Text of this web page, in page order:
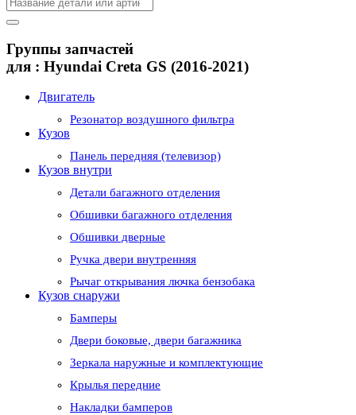
Группы запчастей
для : Hyundai Creta GS (2016-2021)
Двигатель
Резонатор воздушного фильтра
Кузов
Панель передняя (телевизор)
Кузов внутри
Детали багажного отделения
Обшивки багажного отделения
Обшивки дверные
Ручка двери внутренняя
Рычаг открывания лючка бензобака
Кузов снаружи
Бамперы
Двери боковые, двери багажника
Зеркала наружные и комплектующие
Крылья передние
Накладки бамперов